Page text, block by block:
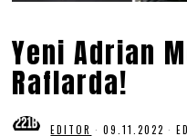
Yeni Adrian
Raflarda!
EDITOR 09.11.2022 0